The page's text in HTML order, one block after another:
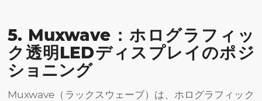
5. Muxwave：ホログラフィッ
ク透明LEDディスプレイのポジ
ショニング
Muxwave（ラックスウェーブ）は、ホログラフィック